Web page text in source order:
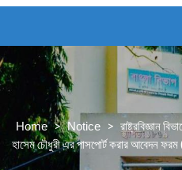
Home > Notice > রাষ্ট্রবিজ্ঞান
হাসেম চৌধুরী এর পাসপোর্ট করার আবেদন